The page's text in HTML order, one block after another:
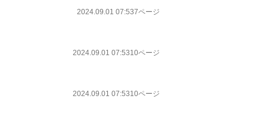
2024.09.01 07:537ページ
2024.09.01 07:5310ページ
2024.09.01 07:5310ページ